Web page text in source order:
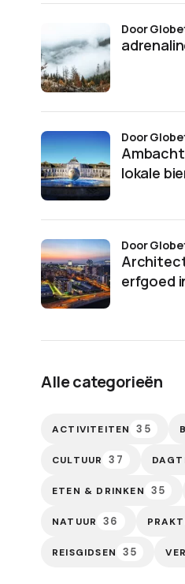
door
lokale
door
erfgoed
door
Alle categorieën
ACTIVITEITEN 35
CULTUUR 37
ETEN & DRINKEN 35
NATUUR 36
REISGIDSEN 35